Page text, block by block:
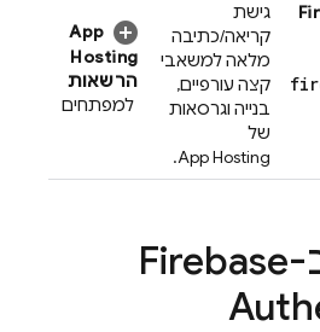
גישת
קריאה/כתיבה
מלאה למשאבי
קצה עורפיים,
בנייה וגרסאות
של
App Hosting
.
App
Hosting
הרשאות
למפתחים
Firebase